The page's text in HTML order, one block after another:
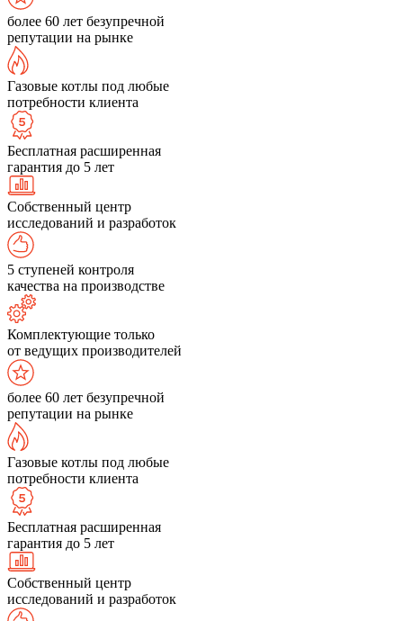
более 60 лет безупречной
репутации на рынке
Газовые котлы под любые
потребности клиента
Бесплатная расширенная
гарантия до 5 лет
Собственный центр
исследований и разработок
5 ступеней контроля
качества на производстве
Комплектующие только
от ведущих производителей
более 60 лет безупречной
репутации на рынке
Газовые котлы под любые
потребности клиента
Бесплатная расширенная
гарантия до 5 лет
Собственный центр
исследований и разработок